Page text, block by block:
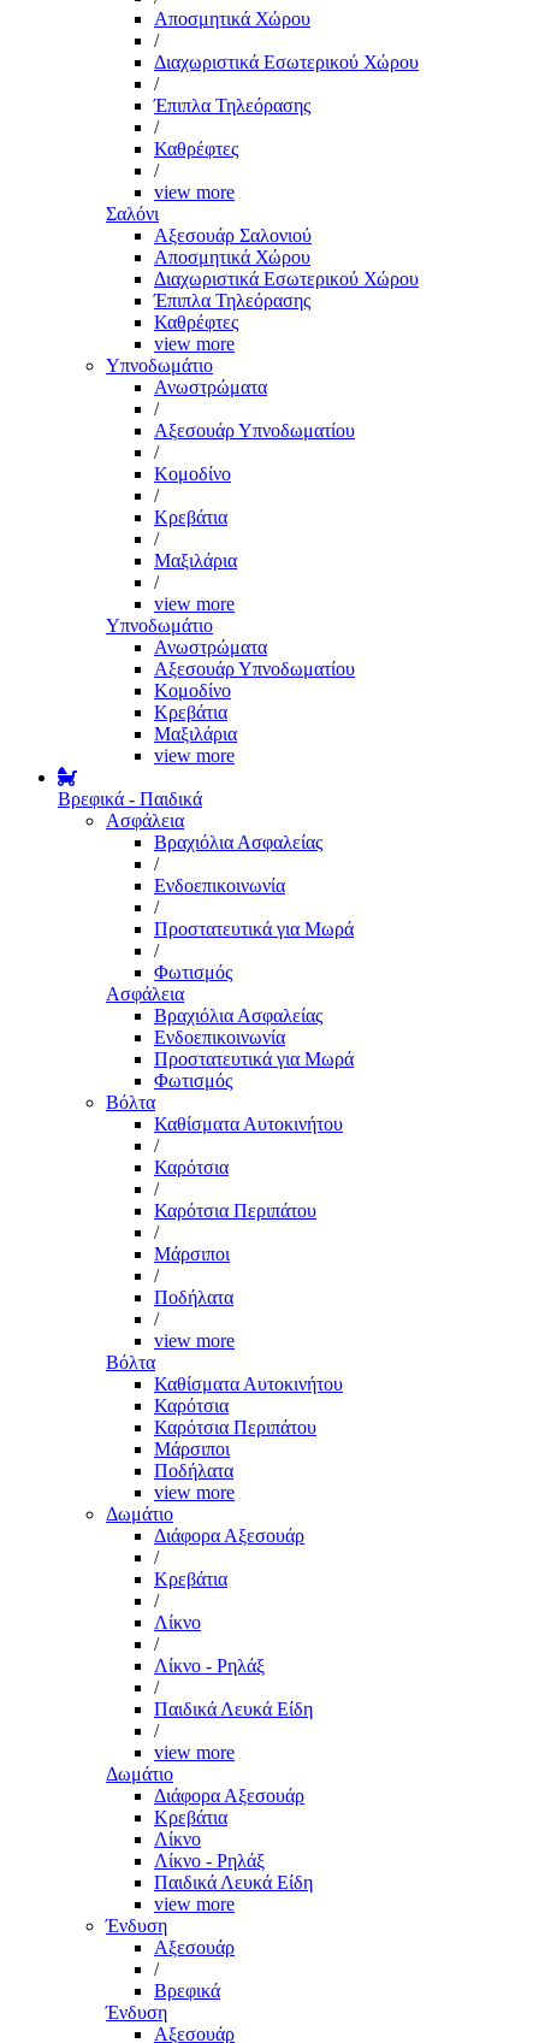
Αποσμητικά Χώρου
/
Διαχωριστικά Εσωτερικού Χώρου
/
Έπιπλα Τηλεόρασης
/
Καθρέφτες
/
view more
Σαλόνι
Αξεσουάρ Σαλονιού
Αποσμητικά Χώρου
Διαχωριστικά Εσωτερικού Χώρου
Έπιπλα Τηλεόρασης
Καθρέφτες
view more
Υπνοδωμάτιο
Ανωστρώματα
/
Αξεσουάρ Υπνοδωματίου
/
Κομοδίνο
/
Κρεβάτια
/
Μαξιλάρια
/
view more
Υπνοδωμάτιο
Ανωστρώματα
Αξεσουάρ Υπνοδωματίου
Κομοδίνο
Κρεβάτια
Μαξιλάρια
view more
Βρεφικά - Παιδικά
Ασφάλεια
Βραχιόλια Ασφαλείας
/
Ενδοεπικοινωνία
/
Προστατευτικά για Μωρά
/
Φωτισμός
Ασφάλεια
Βραχιόλια Ασφαλείας
Ενδοεπικοινωνία
Προστατευτικά για Μωρά
Φωτισμός
Βόλτα
Καθίσματα Αυτοκινήτου
/
Καρότσια
/
Καρότσια Περιπάτου
/
Μάρσιποι
/
Ποδήλατα
/
view more
Βόλτα
Καθίσματα Αυτοκινήτου
Καρότσια
Καρότσια Περιπάτου
Μάρσιποι
Ποδήλατα
view more
Δωμάτιο
Διάφορα Αξεσουάρ
/
Κρεβάτια
/
Λίκνο
/
Λίκνο - Ρηλάξ
/
Παιδικά Λευκά Είδη
/
view more
Δωμάτιο
Διάφορα Αξεσουάρ
Κρεβάτια
Λίκνο
Λίκνο - Ρηλάξ
Παιδικά Λευκά Είδη
view more
Ένδυση
Αξεσουάρ
/
Βρεφικά
Ένδυση
Αξεσουάρ